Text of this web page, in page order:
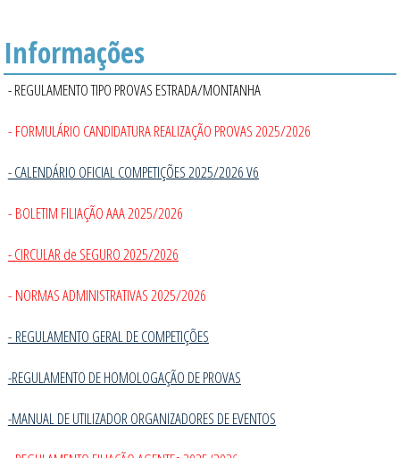
Informações
- REGULAMENTO TIPO PROVAS ESTRADA/MONTANHA
- FORMULÁRIO CANDIDATURA REALIZAÇÃO PROVAS 2025/2026
- CALENDÁRIO OFICIAL COMPETIÇÕES 2025/2026 V6
- BOLETIM FILIAÇÃO AAA 2025/2026
- CIRCULAR de SEGURO 2025/2026
- NORMAS ADMINISTRATIVAS 2025/2026
- REGULAMENTO GERAL DE COMPETIÇÕES
-REGULAMENTO DE HOMOLOGAÇÃO DE PROVAS
-MANUAL DE UTILIZADOR ORGANIZADORES DE EVENTOS